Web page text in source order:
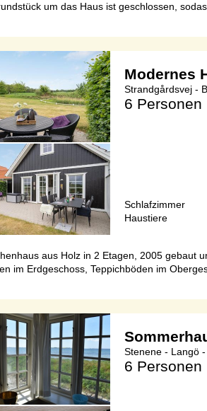
um das Haus ist geschlossen,
Modernes
Strandgårdsvej -
6 Personen
Schlafzimmer
Haustiere
aus Holz in 2 Etagen, 2005
im Erdgeschoss, Teppichböden im
Stenene - Langö
6 Personen